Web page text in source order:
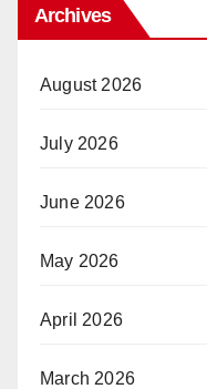
Archives
August 2026
July 2026
June 2026
May 2026
April 2026
March 2026